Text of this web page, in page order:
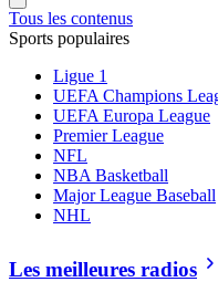
Tous les contenus
Sports populaires
Ligue 1
UEFA Champions
UEFA Europa League
Premier League
NFL
NBA Basketball
Major League Baseball
NHL
Les meilleures radios